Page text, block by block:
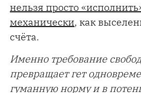
нельзя просто
механически, как
счёта.
Именно требование
превращает гет
гуманную норму и в